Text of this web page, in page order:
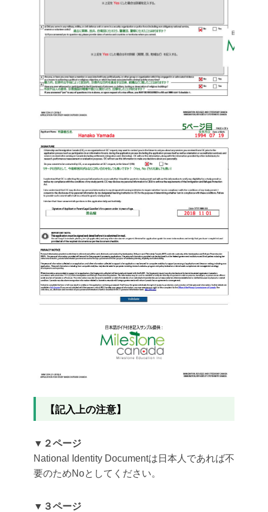
【記入上の注意】
▼２ページ
National Identity Documentは日本人であれば不
要のためNoとしてください。
▼３ページ